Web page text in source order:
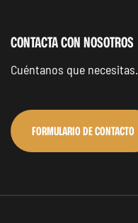
CONTACTA CON NOSOTROS
Cuéntanos que necesitas.
FORMULARIO DE CONTACTO